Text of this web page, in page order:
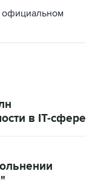
официальном
в IT-сфере